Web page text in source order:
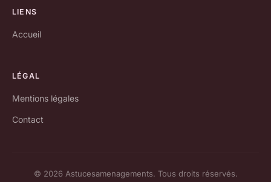
LIENS
Accueil
LÉGAL
Mentions légales
Contact
© 2026 Astucesamenagements. Tous droits réservés.